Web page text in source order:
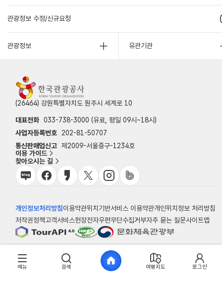
관광정보 수정/신규요청
관광정보 유관기관
(26464) 강원특별자치도 원주시 세계로 10
대표전화 033-738-3000 (유료, 평일 09시~18시)
사업자등록번호
202-81-50707
통신판매업신고 제2009-서울중구-1234호
이용 가이드
찾아오시는 길
개인정보처리방침이용약관위치기반서비스 이용약관개인위치정보 처리방침
저작권정책고객서비스헌장전자우편무단수집거부자주 묻는 질문사이트맵
© 한국관광공사
메뉴 검색 여행지도 로그인